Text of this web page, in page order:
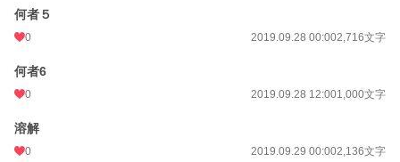
何者５
0 2019.09.28 00:002,716文字
何者6
0 2019.09.28 12:001,000文字
溶解
0 2019.09.29 00:002,136文字